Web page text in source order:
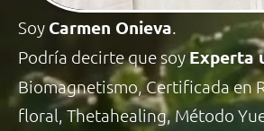
Soy Carmen Onieva.
Podría decirte que soy Experta
Biomagnetismo, Certificada en
floral, Thetahealing, Método